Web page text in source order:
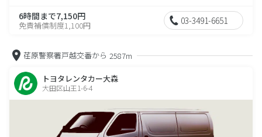
6時間まで7,150円
免責補償制度1,100円 03-3491-6651
荏原警察署戸越交番から 2587m
トヨタレンタカー大森
大田区山王1-6-4